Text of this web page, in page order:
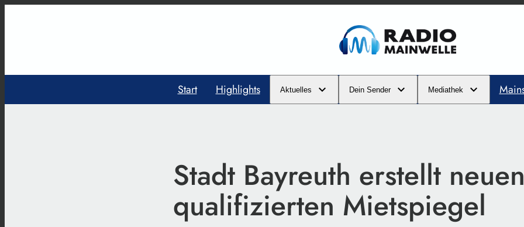
Start Highlights Aktuelles Dein Sender Mediathek
Stadt Bayreuth erstellt neuen
qualifizierten Mietspiegel